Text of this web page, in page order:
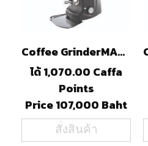
Coffee GrinderMAZZERKonySElectronic(B)
ได้ 1,070.00 Caffa
Points
Price 107,000 Baht
สั่งสินค้า